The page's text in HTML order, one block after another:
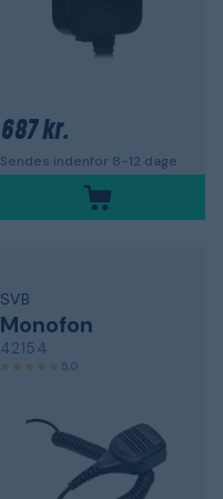
687 kr.
Sendes indenfor 8-12 dage
SVB
Monofon
42154
5,0